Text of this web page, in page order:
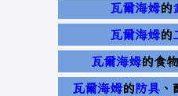
瓦爾海姆的
瓦爾海姆的
瓦爾海姆的食
瓦爾海姆的防具、